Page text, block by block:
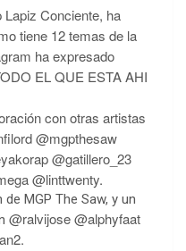
Conciente, ha
tiene 12 temas de la
ha expresado
EL QUE ESTA AHI
con otras artistas
@mgpthesaw
@gatillero_23
@linttwenty.
MGP The Saw, y un
@ralvijose @alphyfaat